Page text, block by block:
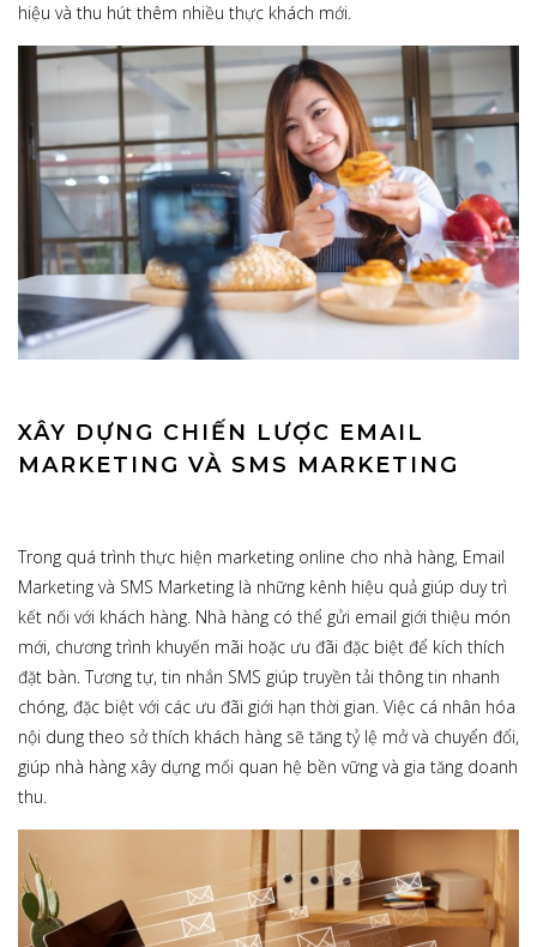
hiệu và thu hút thêm nhiều thực khách mới.
XÂY DỰNG CHIẾN LƯỢC EMAIL
MARKETING VÀ SMS MARKETING
Trong quá trình thực hiện marketing online cho nhà hàng, Email
Marketing và SMS Marketing là những kênh hiệu quả giúp duy trì
kết nối với khách hàng. Nhà hàng có thể gửi email giới thiệu món
mới, chương trình khuyến mãi hoặc ưu đãi đặc biệt để kích thích
đặt bàn. Tương tự, tin nhắn SMS giúp truyền tải thông tin nhanh
chóng, đặc biệt với các ưu đãi giới hạn thời gian. Việc cá nhân hóa
nội dung theo sở thích khách hàng sẽ tăng tỷ lệ mở và chuyển đổi,
giúp nhà hàng xây dựng mối quan hệ bền vững và gia tăng doanh
thu.